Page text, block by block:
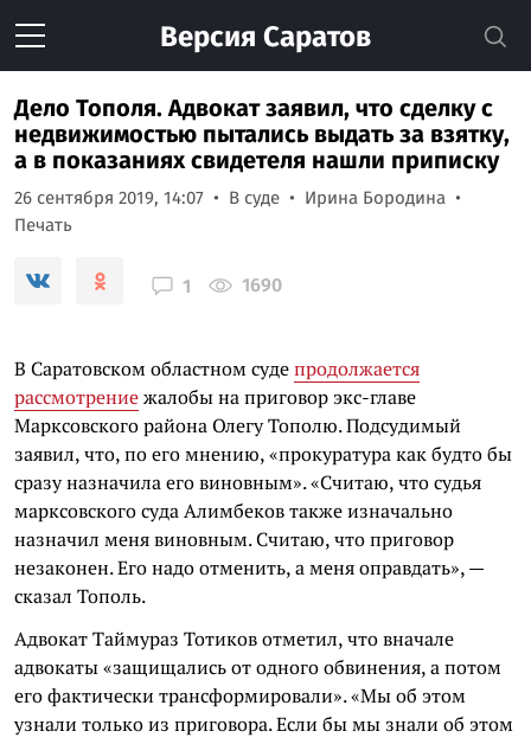
Версия Саратов
Дело Тополя. Адвокат заявил, что сделку с
недвижимостью пытались выдать за взятку,
а в показаниях свидетеля нашли приписку
26 сентября 2019, 14:07 В суде
Ирина Бородина
Печать
1 1690
В Саратовском областном судепродолжается
рассмотрениежалобы на приговор экс-главе
Марксовского района Олегу Тополю. Подсудимый
заявил, что, по его мнению, «прокуратура как будто бы
сразу назначила его виновным». «Считаю, что судья
марксовского суда Алимбеков также изначально
назначил меня виновным. Считаю, что приговор
незаконен. Его надо отменить, а меня оправдать», —
сказал Тополь.
Адвокат Таймураз Тотиков отметил, что вначале
адвокаты «защищались от одного обвинения, а потом
его фактически трансформировали». «Мы об этом
узнали только из приговора. Если бы мы знали об этом